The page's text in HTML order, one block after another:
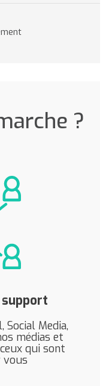
?
Social Media,
médias et
qui sont